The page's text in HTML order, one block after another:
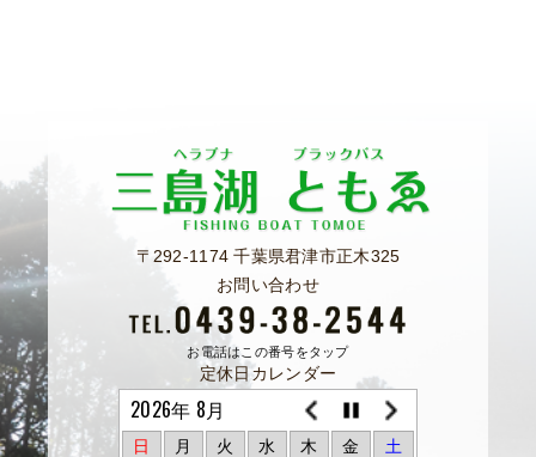
〒292-1174 千葉県君津市正木325
お問い合わせ
お電話はこの番号をタップ
定休日カレンダー
2026年 8月
日 月 火 水 木 金 土